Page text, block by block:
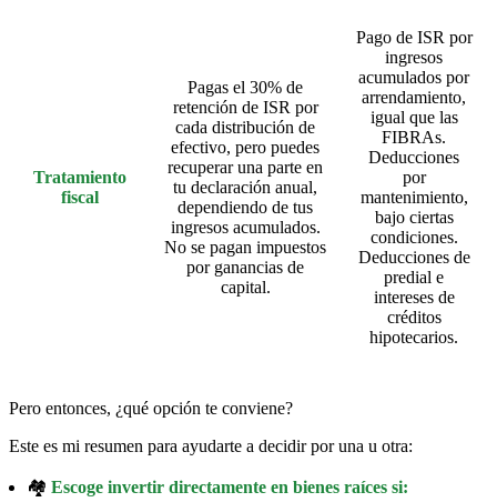
Tratamiento
fiscal
Pagas el 30% de
retención de ISR por
cada distribución de
efectivo, pero puedes
recuperar una parte en
tu declaración anual,
dependiendo de tus
ingresos acumulados.
No se pagan impuestos
por ganancias de
capital.
Pago de ISR por
ingresos
acumulados por
arrendamiento,
igual que las
FIBRAs.
Deducciones
por
mantenimiento,
bajo ciertas
condiciones.
Deducciones de
predial e
intereses de
créditos
hipotecarios.
Pero entonces, ¿qué opción te conviene?
Este es mi resumen para ayudarte a decidir por una u otra:
🏘️ Escoge invertir directamente en bienes raíces si: